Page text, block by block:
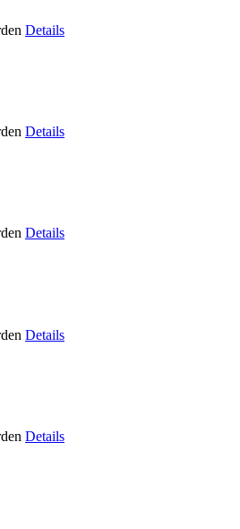
Details
Details
Details
Details
Details